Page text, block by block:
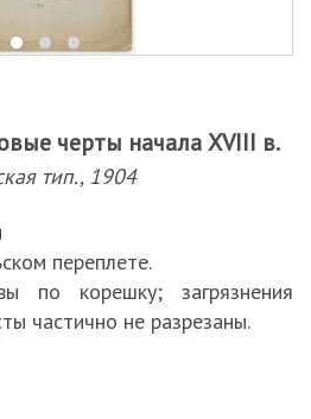
черты начала XVIII в.
тип., 1904
переплете.
по корешку; загрязнения
частично не разрезаны.